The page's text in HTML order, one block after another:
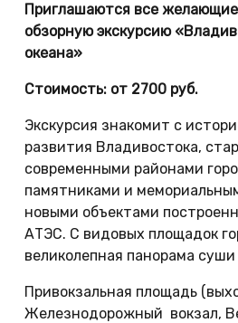
Приглашаются все
обзорную экскурсию
океана»
Стоимость: от 2700 руб.
Экскурсия знакомит с
развития Владивостока,
современными районами
памятниками и
новыми объектами
АТЭС. С видовых площадок
великолепная панорама
Привокзальная площадь
Железнодорожный вокзал,